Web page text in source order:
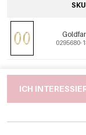
SKU
0295680-
ICH